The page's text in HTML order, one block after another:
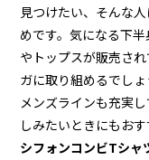
見つけたい、そんな
めです。気になる下
やトップスが販売さ
ガに取り組めるでしょ
メンズラインも充実
しみたいときにもおす
シフォンコンビTシャ